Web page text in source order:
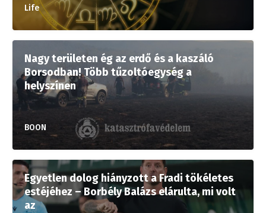
Life
Nagy területen ég az erdő és a kaszáló
Borsodban! Több tűzoltóegység a
helyszínen
BOON
Egyetlen dolog hiányzott a Fradi tökéletes
estéjéhez – Borbély Balázs elárulta, mi volt
az